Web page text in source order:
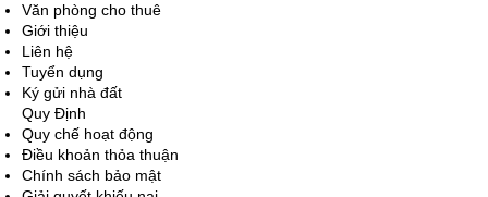
Văn phòng cho thuê
Giới thiệu
Liên hệ
Tuyển dụng
Ký gửi nhà đất
Quy Định
Quy chế hoạt động
Điều khoản thỏa thuận
Chính sách bảo mật